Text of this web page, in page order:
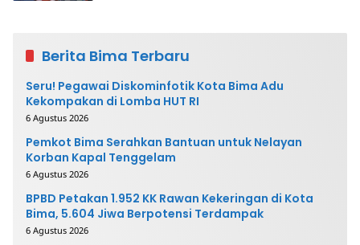
Berita Bima Terbaru
Seru! Pegawai Diskominfotik Kota Bima Adu
Kekompakan di Lomba HUT RI
6 Agustus 2026
Pemkot Bima Serahkan Bantuan untuk Nelayan
Korban Kapal Tenggelam
6 Agustus 2026
BPBD Petakan 1.952 KK Rawan Kekeringan di Kota
Bima, 5.604 Jiwa Berpotensi Terdampak
6 Agustus 2026